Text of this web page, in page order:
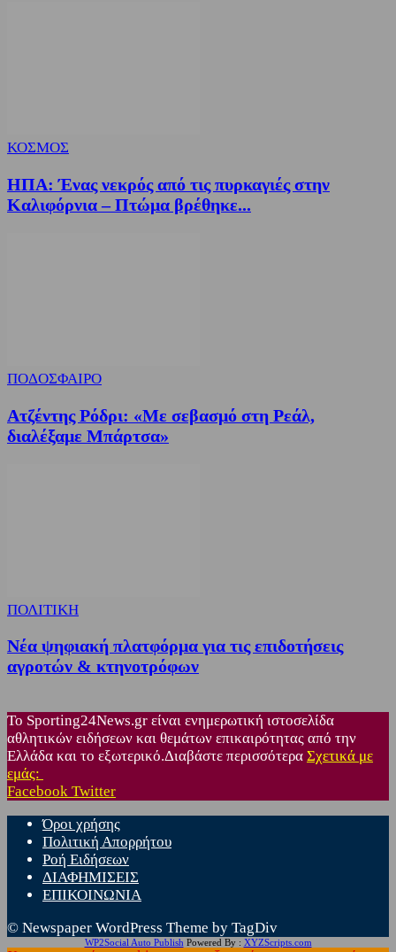
ΚΟΣΜΟΣ
ΗΠΑ: Ένας νεκρός από τις πυρκαγιές στην
Καλιφόρνια – Πτώμα βρέθηκε...
ΠΟΔΟΣΦΑΙΡΟ
Ατζέντης Ρόδρι: «Με σεβασμό στη Ρεάλ,
διαλέξαμε Μπάρτσα»
ΠΟΛΙΤΙΚΗ
Νέα ψηφιακή πλατφόρμα για τις επιδοτήσεις
αγροτών & κτηνοτρόφων
Το Sporting24News.gr είναι ενημερωτική ιστοσελίδα
αθλητικών ειδήσεων και θεμάτων επικαιρότητας από την
Ελλάδα και το εξωτερικό.Διαβάστε περισσότερα Σχετικά με
εμάς:
Facebook Twitter
Όροι χρήσης
Πολιτική Απορρήτου
Ροή Ειδήσεων
ΔΙΑΦΗΜΙΣΕΙΣ
ΕΠΙΚΟΙΝΩΝΙΑ
© Newspaper WordPress Theme by TagDiv
WP2Social Auto Publish Powered By : XYZScripts.com